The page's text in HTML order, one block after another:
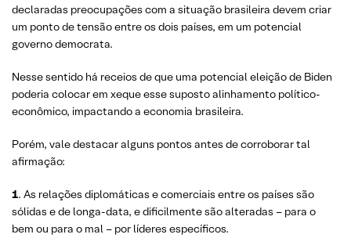
declaradas preocupações com a situação brasileira devem criar
um ponto de tensão entre os dois países, em um potencial
governo democrata.
Nesse sentido há receios de que uma potencial eleição de Biden
poderia colocar em xeque esse suposto alinhamento político-
econômico, impactando a economia brasileira.
Porém, vale destacar alguns pontos antes de corroborar tal
afirmação:
1. As relações diplomáticas e comerciais entre os países são
sólidas e de longa-data, e dificilmente são alteradas – para o
bem ou para o mal – por líderes específicos.